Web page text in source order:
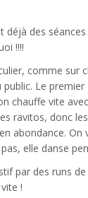
déjà des
!!!!
comme
Le
chauffe vite
ravitos, donc
abondance. On
elle danse
par des runs
!